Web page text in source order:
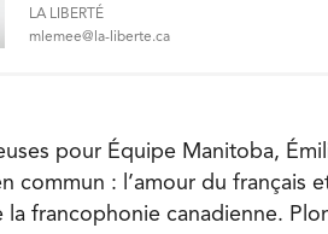
LA LIBERTÉ
mlemee@la-liberte.ca
pour Équipe Manitoba,
commun : l’amour du français
la francophonie canadienne.